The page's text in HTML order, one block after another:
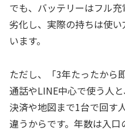
でも、バッテリーはフル
劣化し、実際の持ちは使
います。
ただし、「3年たったから
通話やLINE中心で使う人
決済や地図まで1台で回す
違うからです。年数は入